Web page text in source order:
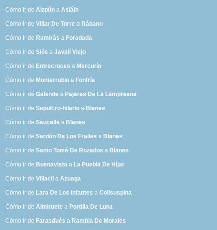
Cómo ir deAizpún aAsiáin
Cómo ir deVillar De Torre a Rábano
Cómo ir de Ramirás a Foradada
Cómo ir deSiós aJavalí Viejo
Cómo ir de Entrecruces a Mercurín
Cómo ir de Monterrubio a Fonfría
Cómo ir deGalende a Pajares De La Lampreana
Cómo ir deSepulcro-hilario a Blanes
Cómo ir deSaucelle a Blanes
Cómo ir deSardón De Los Frailes a Blanes
Cómo ir deSanto Tomé De Rozados a Blanes
Cómo ir de Buenavista a La Puebla De Híjar
Cómo ir deVillacil aAzuaga
Cómo ir de Lara De Los Infantes aCollsuspina
Cómo ir deAlmiruete a Portilla De Luna
Cómo ir de Farasdués a Rambla De Morales